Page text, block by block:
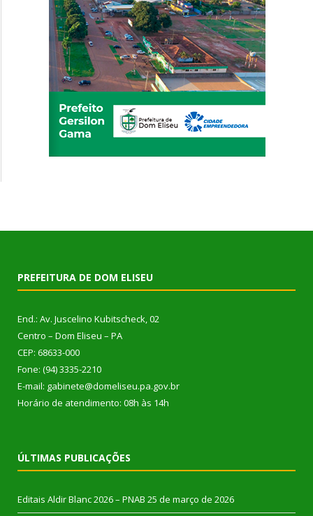
PREFEITURA DE DOM ELISEU
End.: Av. Juscelino Kubitscheck, 02
Centro – Dom Eliseu – PA
CEP: 68633-000
Fone: (94) 3335-2210
E-mail: gabinete@domeliseu.pa.gov.br
Horário de atendimento: 08h às 14h
ÚLTIMAS PUBLICAÇÕES
Editais Aldir Blanc 2026 – PNAB 25 de março de 2026